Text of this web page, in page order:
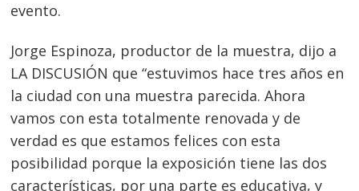
evento.
Jorge Espinoza, productor de la muestra, dijo a
LA DISCUSIÓN que “estuvimos hace tres años en
la ciudad con una muestra parecida. Ahora
vamos con esta totalmente renovada y de
verdad es que estamos felices con esta
posibilidad porque la exposición tiene las dos
características, por una parte es educativa, y
Navegación